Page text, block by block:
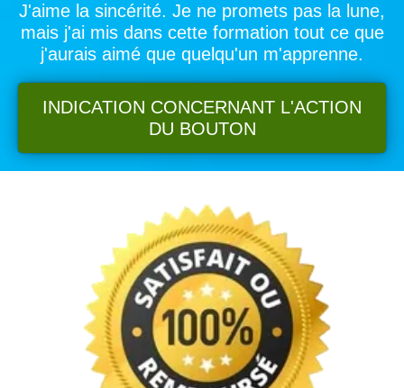
J'aime la sincérité. Je ne promets pas la lune,
mais j'ai mis dans cette formation tout ce que
j'aurais aimé que quelqu'un m'apprenne.
INDICATION CONCERNANT L'ACTION
DU BOUTON